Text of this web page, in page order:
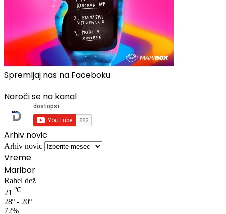
Spremljaj nas na Faceboku
Naroči se na kanal
Arhiv novic
Arhiv novic
Vreme
Maribor
Rahel dež
21 ℃
28º - 20º
72%